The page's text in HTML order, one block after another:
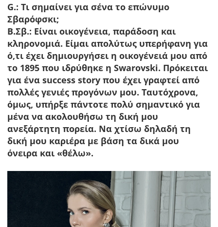
G.: Τι σημαίνει για σένα το επώνυμο
Σβαρόφσκι;
Β.Σβ.: Είναι οικογένεια, παράδοση και
κληρονομιά. Είμαι απολύτως υπερήφανη για
ό,τι έχει δημιουργήσει η οικογένειά μου από
το 1895 που ιδρύθηκε η Swarovski. Πρόκειται
για ένα success story που έχει γραφτεί από
πολλές γενιές προγόνων μου. Ταυτόχρονα,
όμως, υπήρξε πάντοτε πολύ σημαντικό για
μένα να ακολουθήσω τη δική μου
ανεξάρτητη πορεία. Να χτίσω δηλαδή τη
δική μου καριέρα με βάση τα δικά μου
όνειρα και «θέλω».